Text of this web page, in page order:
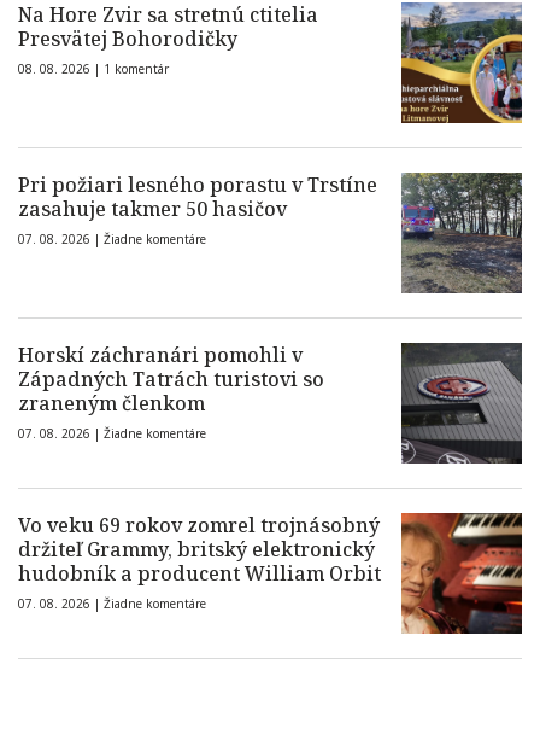
Na Hore Zvir sa stretnú ctitelia
Presvätej Bohorodičky
08. 08. 2026 | 1 komentár
Pri požiari lesného porastu v Trstíne
zasahuje takmer 50 hasičov
07. 08. 2026 | Žiadne komentáre
Horskí záchranári pomohli v
Západných Tatrách turistovi so
zraneným členkom
07. 08. 2026 | Žiadne komentáre
Vo veku 69 rokov zomrel trojnásobný
držiteľ Grammy, britský elektronický
hudobník a producent William Orbit
07. 08. 2026 | Žiadne komentáre